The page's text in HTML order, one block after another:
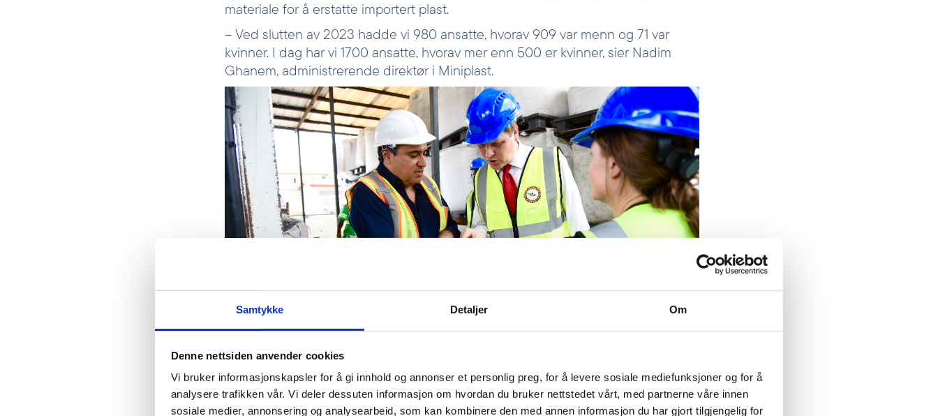
Samtykke Detaljer Om
Denne nettsiden anvender cookies
Vi bruker informasjonskapsler for å gi innhold og annonser et personlig preg, for å levere sosiale mediefunksjoner og for å
analysere trafikken vår. Vi deler dessuten informasjon om hvordan du bruker nettstedet vårt, med partnerne våre innen
sosiale medier, annonsering og analysearbeid, som kan kombinere den med annen informasjon du har gjort tilgjengelig for
materiale for å erstatte importert plast.
– Ved slutten av 2023 hadde vi 980 ansatte, hvorav 909 var menn og 71 var
kvinner. I dag har vi 1700 ansatte, hvorav mer enn 500 er kvinner, sier Nadim
Ghanem, administrerende direktør i Miniplast.
Nadim Ghanem og Åsmund Aukrust.
Fattigdommen i Ghana hadde vært på en nedadgående trend siden 1990-tallet,
men økte etter COVID-19-pandemien. Svak økonomisk vekst og høy inflasjon –